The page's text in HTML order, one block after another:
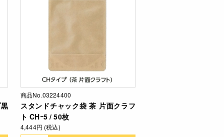
商品No.03224400
スタンドチャック袋 茶 片面クラフ
ト CHｰ5 / 50枚
4,444円 (税込)